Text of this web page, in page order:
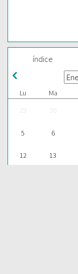
índice
Lu Ma
29
30
5 6
12 13